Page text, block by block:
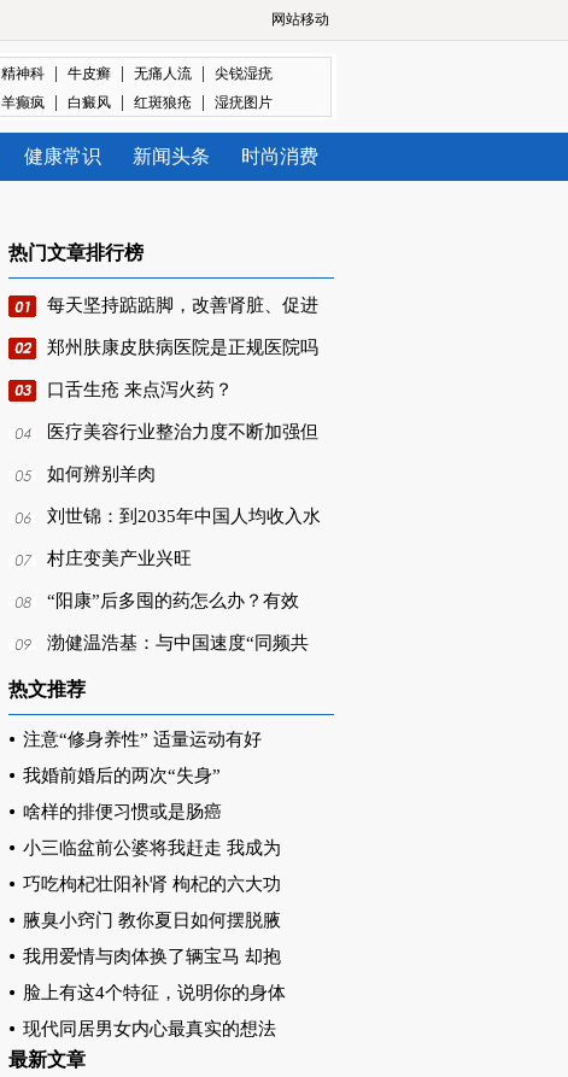
网站移动
精神科 | 牛皮癣 | 无痛人流 |
尖锐湿疣
羊癫疯 | 白癜风 | 红斑狼疮 | 湿疣图片
健康常识 新闻头条 时尚消费
热门文章排行榜
每天坚持踮踮脚，改善肾脏、促进
郑州肤康皮肤病医院是正规医院吗
口舌生疮 来点泻火药？
医疗美容行业整治力度不断加强但
如何辨别羊肉
刘世锦：到2035年中国人均收入水
村庄变美产业兴旺
“阳康”后多囤的药怎么办？有效
渤健温浩基：与中国速度“同频共
热文推荐
注意“修身养性” 适量运动有好
我婚前婚后的两次“失身”
啥样的排便习惯或是肠癌
小三临盆前公婆将我赶走 我成为
巧吃枸杞壮阳补肾 枸杞的六大功
腋臭小窍门 教你夏日如何摆脱腋
我用爱情与肉体换了辆宝马 却抱
脸上有这4个特征，说明你的身体
现代同居男女内心最真实的想法
最新文章